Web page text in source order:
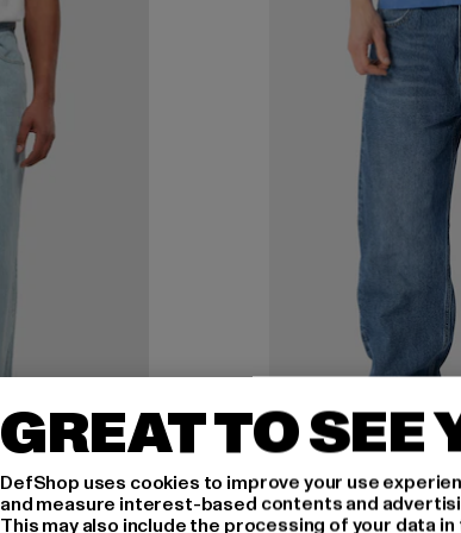
GREAT TO SEE
DefShop uses cookies to improve your use
and measure interest-based contents and
This may also include the processing of your data